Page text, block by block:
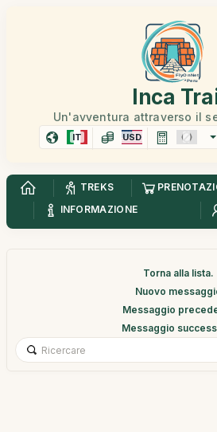
Inca
Un'avventura attraverso il
IT USD
TREKS
INFORMAZIONE
Torna alla lista.
Nuovo
Messaggio
Messaggio